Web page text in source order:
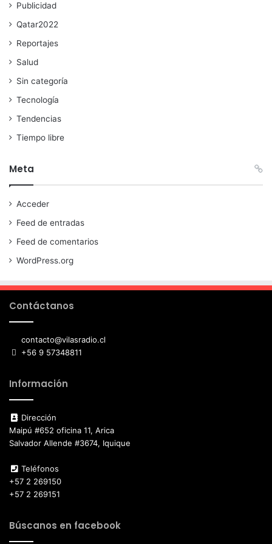
Publicidad
Qatar2022
Reportajes
Salud
Sin categoría
Tecnología
Tendencias
Tiempo libre
Meta
Acceder
Feed de entradas
Feed de comentarios
WordPress.org
Contáctanos
contacto@vilasradio.cl
+56 9 57348811
Información
Dirección
Maipú #652 oficina 11, Arica
Salvador Allende #3674, Iquique
Teléfonos
+57 2 269150
+57 2 269151
Búscanos en facebook